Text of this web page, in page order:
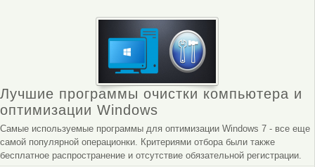
Лучшие программы очистки компьютера и
оптимизации Windows
Самые используемые программы для оптимизации Windows 7 - все еще
самой популярной операционки. Критериями отбора были также
бесплатное распространение и отсутствие обязательной регистрации.